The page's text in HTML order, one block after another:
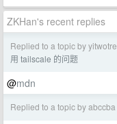
ZKHan's recent replies
Replied to a topic by yitwotre
用 tailscale 的问题
@mdn
Replied to a topic by abccba